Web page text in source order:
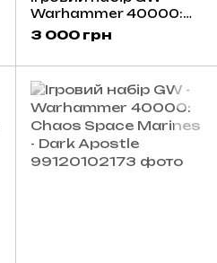
Warhammer 40000:
Chaos Space Marines -
Lord Discordant on
3 000 грн